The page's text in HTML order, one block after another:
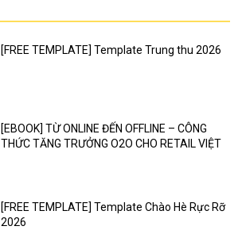
[FREE TEMPLATE] Template Trung thu 2026
[EBOOK] TỪ ONLINE ĐẾN OFFLINE – CÔNG
THỨC TĂNG TRƯỞNG O2O CHO RETAIL VIỆT
[FREE TEMPLATE] Template Chào Hè Rực Rỡ
2026